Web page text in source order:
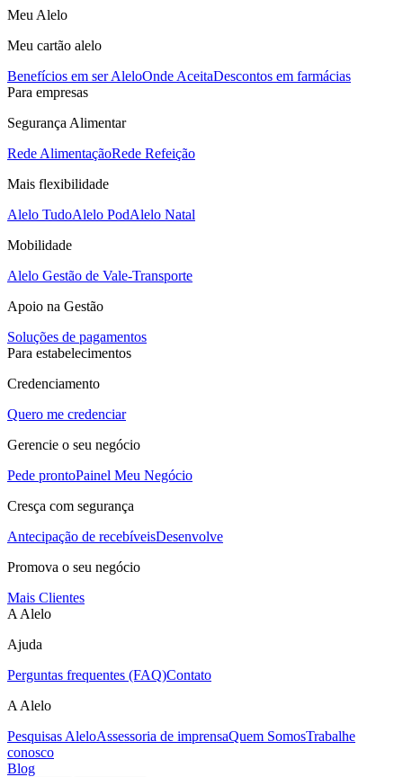
Meu Alelo
Meu cartão alelo
Benefícios em ser AleloOnde AceitaDescontos em farmácias
Para empresas
Segurança Alimentar
Rede AlimentaçãoRede Refeição
Mais flexibilidade
Alelo TudoAlelo PodAlelo Natal
Mobilidade
Alelo Gestão de Vale-Transporte
Apoio na Gestão
Soluções de pagamentos
Para estabelecimentos
Credenciamento
Quero me credenciar
Gerencie o seu negócio
Pede prontoPainel Meu Negócio
Cresça com segurança
Antecipação de recebíveisDesenvolve
Promova o seu negócio
Mais Clientes
A Alelo
Ajuda
Perguntas frequentes (FAQ)Contato
A Alelo
Pesquisas AleloAssessoria de imprensaQuem SomosTrabalhe
conosco
Blog